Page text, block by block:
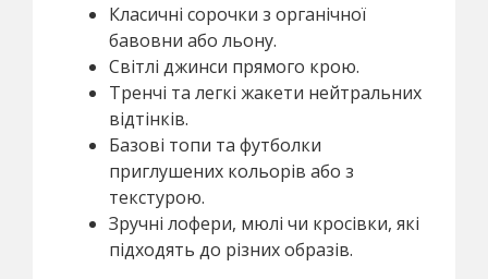
Класичні сорочки з органічної
бавовни або льону.
Світлі джинси прямого крою.
Тренчі та легкі жакети нейтральних
відтінків.
Базові топи та футболки
приглушених кольорів або з
текстурою.
Зручні лофери, мюлі чи кросівки, які
підходять до різних образів.